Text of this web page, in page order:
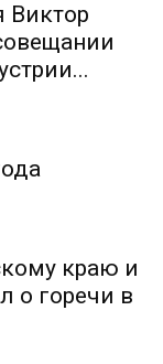
Виктор
краю и
о горечи в